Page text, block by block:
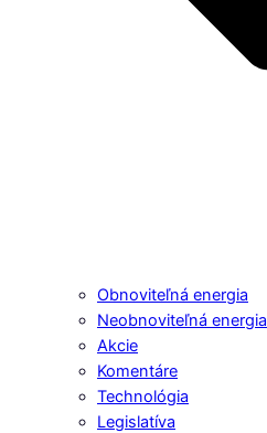
Obnoviteľná energia
Neobnoviteľná energia
Akcie
Komentáre
Technológia
Legislatíva